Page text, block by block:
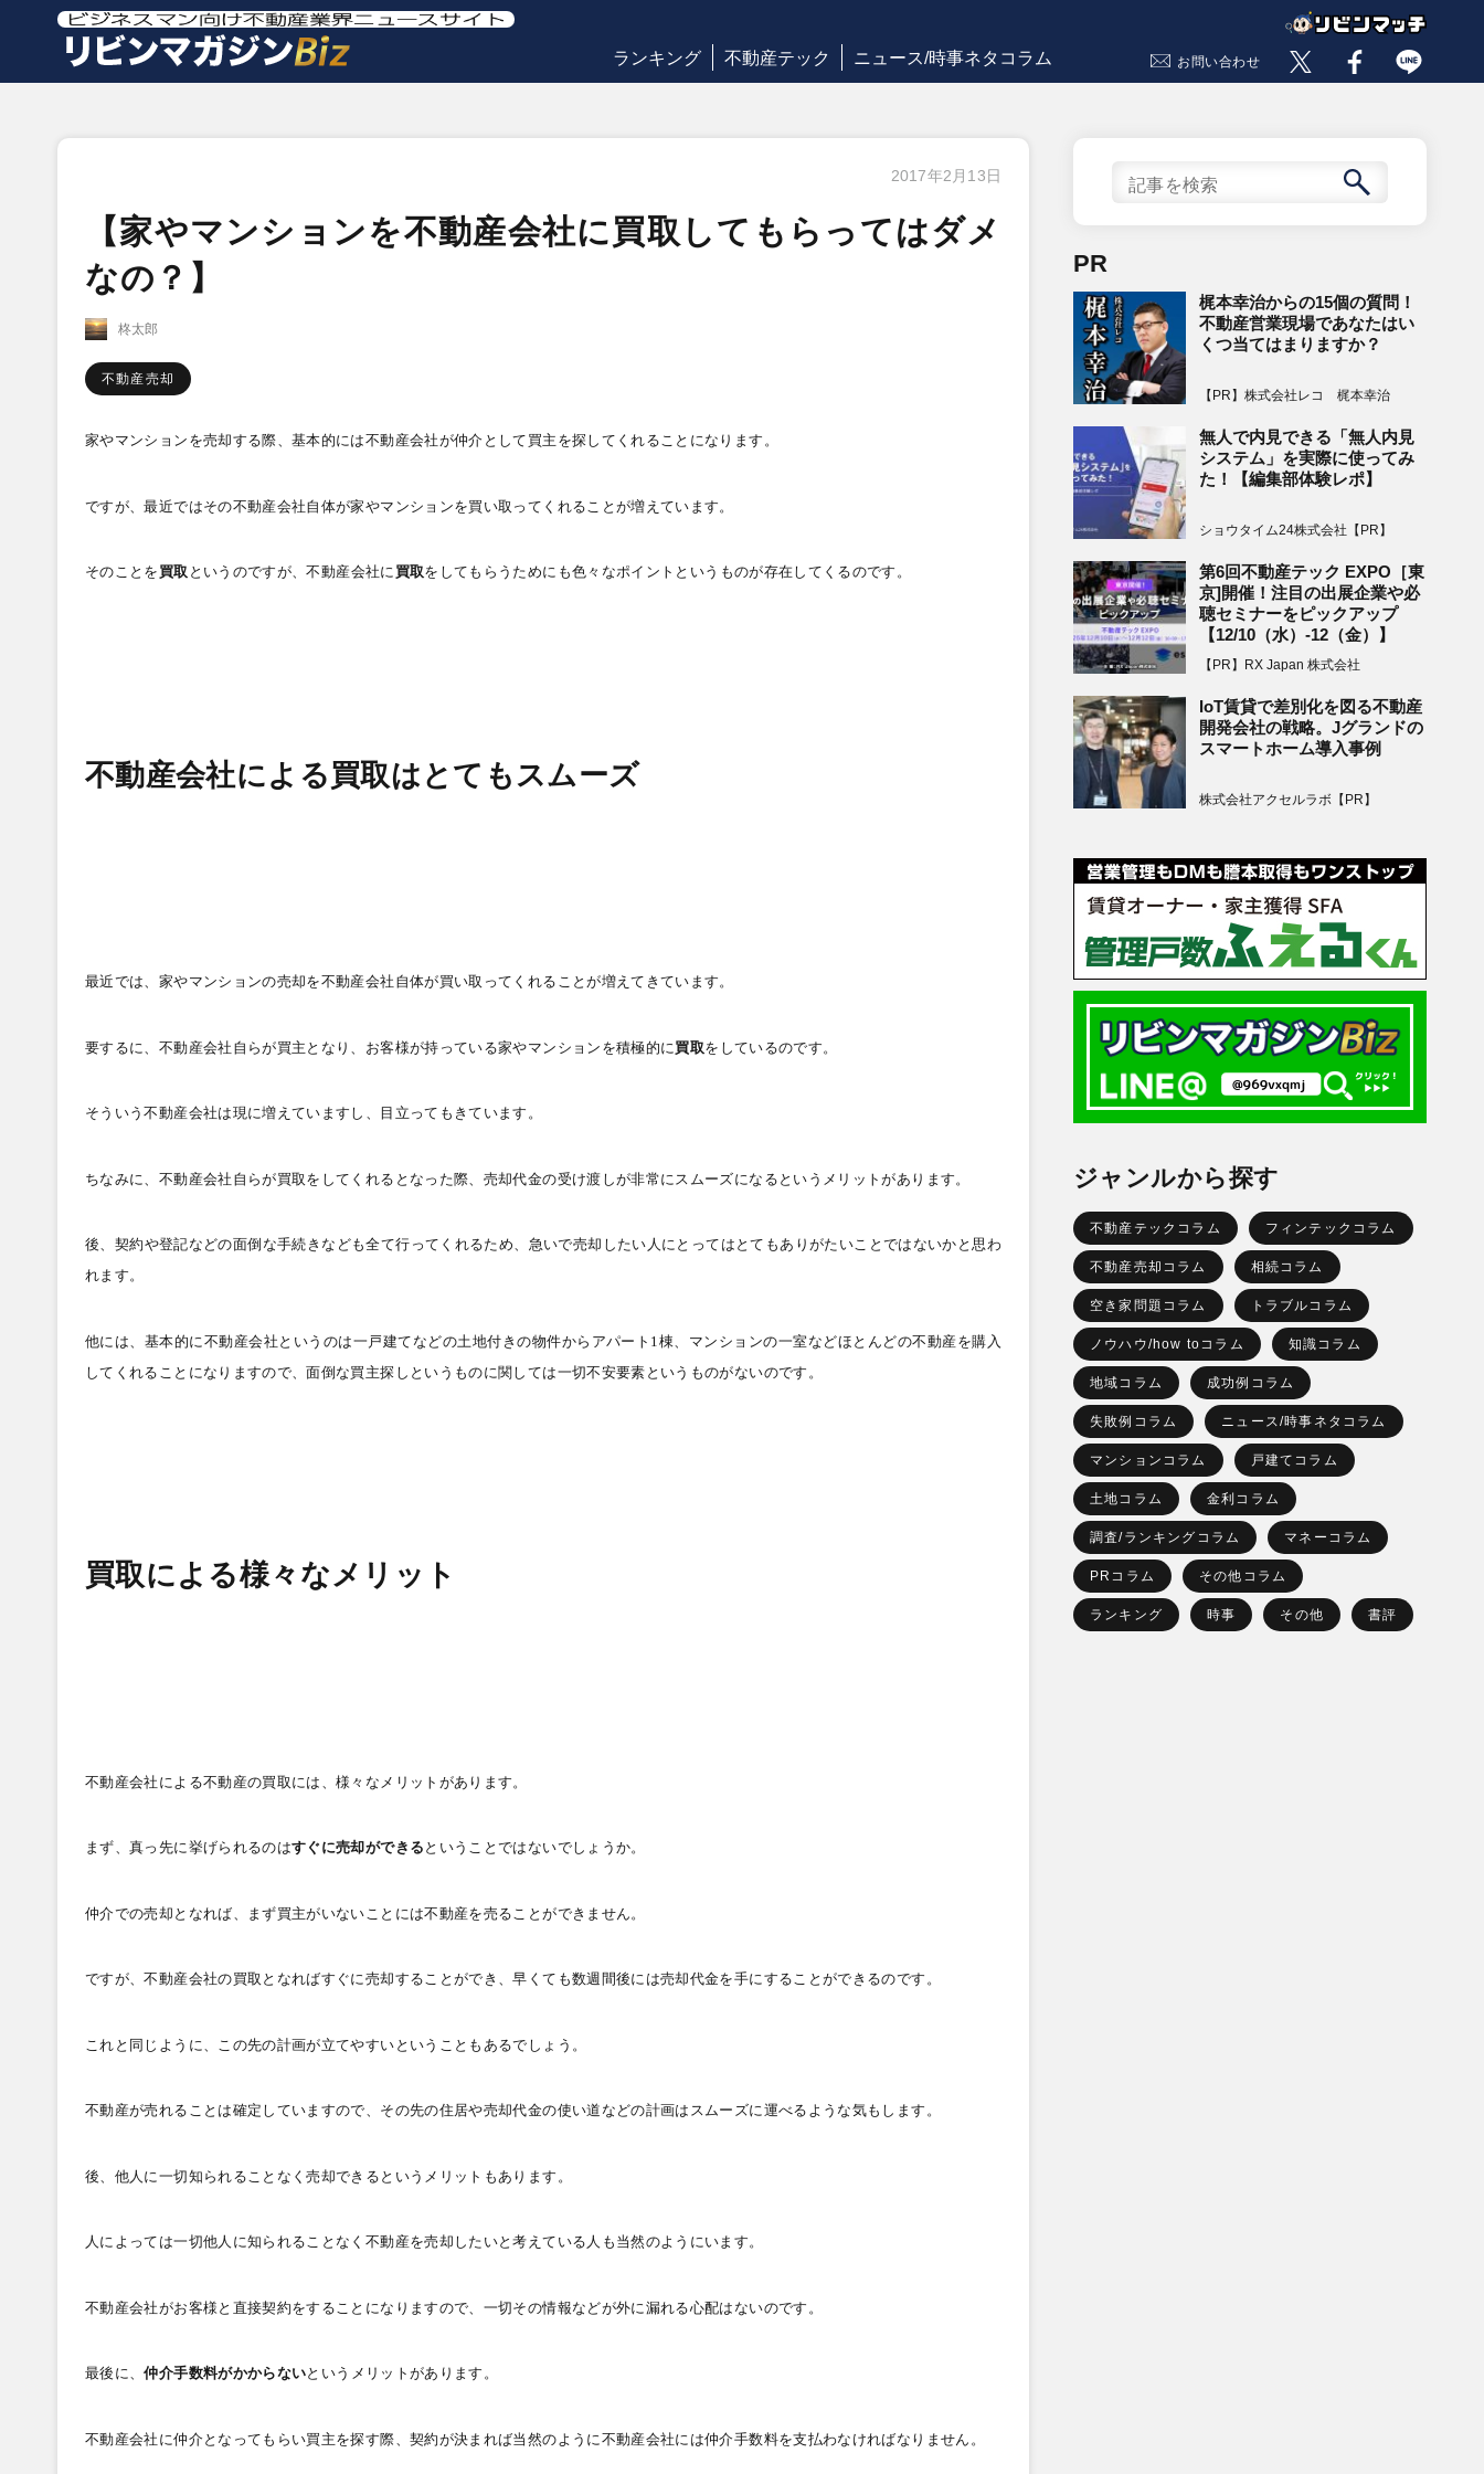
ランキング 不動産テック ニュース/時事ネタコラム お問い合わせ
2017年2月13日
【家やマンションを不動産会社に買取してもらってはダメ
なの？】
柊太郎
不動産売却
家やマンションを売却する際、基本的には不動産会社が仲介として買主を探してくれることになります。
ですが、最近ではその不動産会社自体が家やマンションを買い取ってくれることが増えています。
そのことを 買取 というのですが、不動産会社に 買取をしてもらうためにも色々なポイントというものが存在してくるのです。
不動産会社による買取はとてもスムーズ
最近では、家やマンションの売却を不動産会社自体が買い取ってくれることが増えてきています。
要するに、不動産会社自らが買主となり、お客様が持っている家やマンションを積極的に 買取をしているのです。
そういう不動産会社は現に増えていますし、目立ってもきています。
ちなみに、不動産会社自らが買取をしてくれるとなった際、売却代金の受け渡しが非常にスムーズになるというメリットがあります。
後、契約や登記などの面倒な手続きなども全て行ってくれるため、急いで売却したい人にとってはとてもありがたいことではないかと思わ
れます。
他には、基本的に不動産会社というのは一戸建てなどの土地付きの物件からアパート 1 棟、マンションの一室などほとんどの不動産を購入
してくれることになりますので、面倒な買主探しというものに関しては一切不安要素というものがないのです。
買取による様々なメリット
不動産会社による不動産の買取には、様々なメリットがあります。
まず、真っ先に挙げられるのはすぐに売却ができる ということではないでしょうか。
仲介での売却となれば、まず買主がいないことには不動産を売ることができません。
ですが、不動産会社の買取となればすぐに売却することができ、早くても数週間後には売却代金を手にすることができるのです。
これと同じように、この先の計画が立てやすいということもあるでしょう。
不動産が売れることは確定していますので、その先の住居や売却代金の使い道などの計画はスムーズに運べるような気もします。
後、他人に一切知られることなく売却できるというメリットもあります。
人によっては一切他人に知られることなく不動産を売却したいと考えている人も当然のようにいます。
不動産会社がお客様と直接契約をすることになりますので、一切その情報などが外に漏れる心配はないのです。
最後に、仲介手数料がかからないというメリットがあります。
不動産会社に仲介となってもらい買主を探す際、契約が決まれば当然のように不動産会社には仲介手数料を支払わなければなりません。
PR
梶本幸治からの15個の質問！
不動産営業現場であなたはい
くつ当てはまりますか？
【PR】株式会社レコ 梶本幸治
無人で内見できる「無人内見
システム」を実際に使ってみ
た！【編集部体験レポ】
ショウタイム24株式会社【PR】
第6回不動産テック EXPO［東
京]開催！注目の出展企業や必
聴セミナーをピックアップ
【12/10（水）-12（金）】
【PR】RX Japan 株式会社
IoT賃貸で差別化を図る不動産
開発会社の戦略。Jグランドの
スマートホーム導入事例
株式会社アクセルラボ【PR】
ジャンルから探す
不動産テックコラム フィンテックコラム
不動産売却コラム 相続コラム
空き家問題コラム トラブルコラム
ノウハウ/how toコラム 知識コラム
地域コラム 成功例コラム
失敗例コラム ニュース/時事ネタコラム
マンションコラム 戸建てコラム
土地コラム 金利コラム
調査/ランキングコラム マネーコラム
PRコラム その他コラム
ランキング 時事 その他 書評